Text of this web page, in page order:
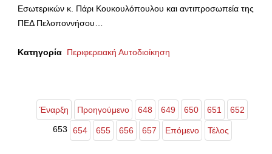
Εσωτερικών κ. Πάρι Κουκουλόπουλου και αντιπροσωπεία της
ΠΕΔ Πελοποννήσου…
Κατηγορία Περιφερειακή Αυτοδιοίκηση
Έναρξη Προηγούμενο 648 649 650 651 652
653 654 655 656 657 Επόμενο Τέλος